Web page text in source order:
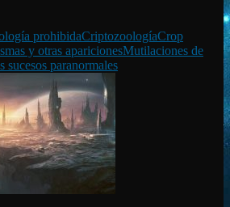
prohibidaCriptozoologíaCrop
y otras aparicionesMutilaciones de
sucesos paranormales